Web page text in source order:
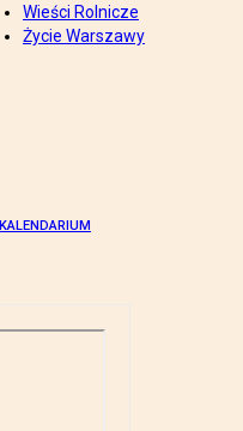
Wieści Rolnicze
Życie Warszawy
KALENDARIUM